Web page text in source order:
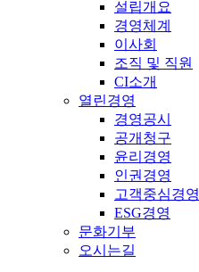
설립개요
경영체계
이사회
조직 및 직원
CI소개
열린경영
경영공시
공개청구
윤리경영
인권경영
고객중심경영
ESG경영
문화기부
오시는길